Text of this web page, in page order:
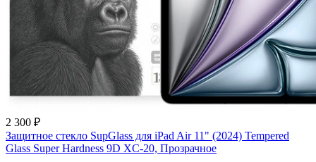
2 300 ₽
Защитное стекло SupGlass для iPad Air 11" (2024) Tempered
Glass Super Hardness 9D XC-20, Прозрачное